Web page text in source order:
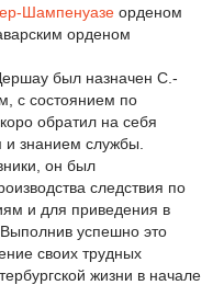
Шампенуазе орденом
орденом
был назначен С.-
с состоянием по
обратил на себя
знанием службы.
он был
следствия по
и для приведения в
успешно это
своих трудных
жизни в начале